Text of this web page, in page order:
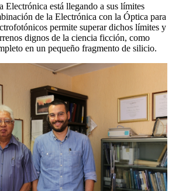
Electrónica está llegando a sus límites
de la Electrónica con la Óptica para
permite superar dichos límites y
dignos de la ciencia ficción, como
en un pequeño fragmento de silicio.